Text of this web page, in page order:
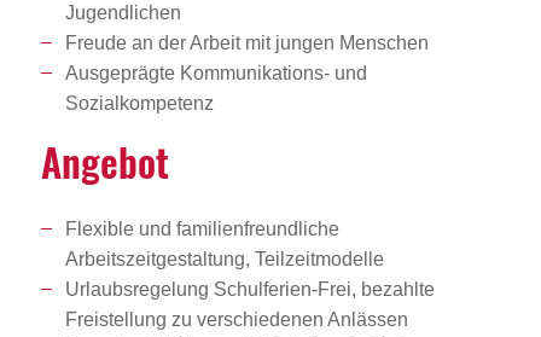
Jugendlichen
Freude an der Arbeit mit jungen Menschen
Ausgeprägte Kommunikations- und
Sozialkompetenz
Angebot
Flexible und familienfreundliche
Arbeitszeitgestaltung, Teilzeitmodelle
Urlaubsregelung Schulferien-Frei, bezahlte
Freistellung zu verschiedenen Anlässen